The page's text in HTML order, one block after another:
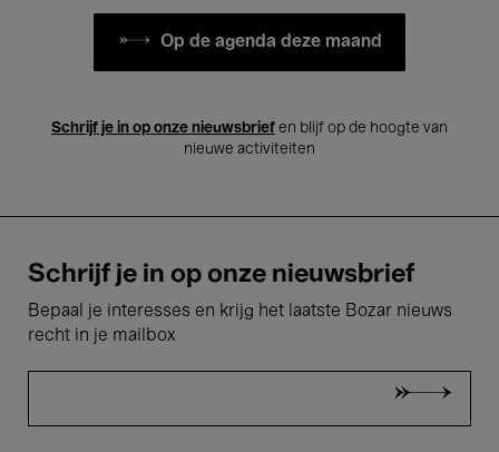
Op de agenda deze maand
Schrijf je in op onze nieuwsbrief en blijf op de hoogte van
nieuwe activiteiten
Schrijf je in op onze nieuwsbrief
Bepaal je interesses en krijg het laatste Bozar nieuws
recht in je mailbox